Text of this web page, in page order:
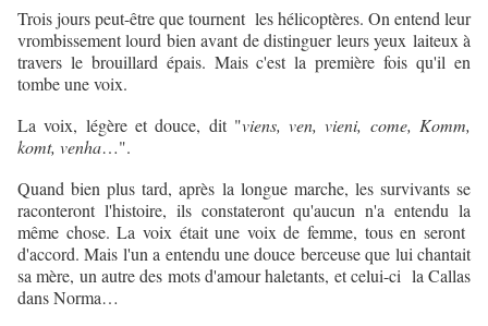
Trois jours peut-être que tournent les hélicoptères. On entend leur
vrombissement lourd bien avant de distinguer leurs yeux laiteux à
travers le brouillard épais. Mais c'est la première fois qu'il en
tombe une voix.
La voix, légère et douce, dit "viens, ven, vieni, come, Komm,
komt, venha…".
Quand bien plus tard, après la longue marche, les survivants se
raconteront l'histoire, ils constateront qu'aucun n'a entendu la
même chose. La voix était une voix de femme, tous en seront
d'accord. Mais l'un a entendu une douce berceuse que lui chantait
sa mère, un autre des mots d'amour haletants, et celui-ci la Callas
dans Norma…